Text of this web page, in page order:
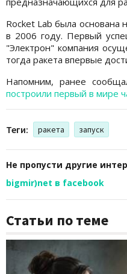
Rocket Lab была
в 2006 году. Первый
"Электрон" компания
тогда ракета впервые
Напомним, ранее
построили первый в мире
Теги: ракета запуск
Не пропусти другие
bigmir)net в facebook
Статьи по теме